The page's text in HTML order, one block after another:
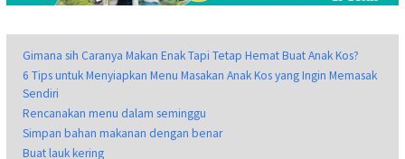
Gimana sih Caranya Makan Enak Tapi Tetap Hemat Buat Anak Kos?
6 Tips untuk Menyiapkan Menu Masakan Anak Kos yang Ingin Memasak
Sendiri
Rencanakan menu dalam seminggu
Simpan bahan makanan dengan benar
Buat lauk kering